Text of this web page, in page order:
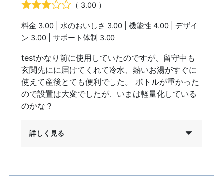
（ 3.00 ）
料金 3.00 | 水のおいしさ 3.00 | 機能性 4.00 | デザイ
ン 3.00 | サポート体制 3.00
testかなり前に使用していたのですが、留守中も
玄関先にに届けてくれて冷水、熱いお湯がすぐに
使えて産後とても便利でした。 ボトルが重かった
ので設置は大変でしたが、いまは軽量化している
のかな？
詳しく見る